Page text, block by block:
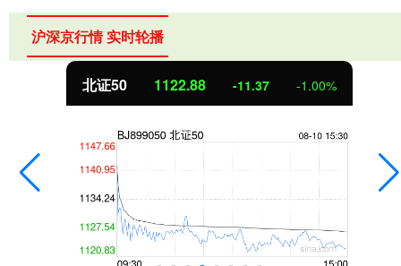
沪深京行情 实时轮播
北证50 1122.88 -11.37 -1.00%